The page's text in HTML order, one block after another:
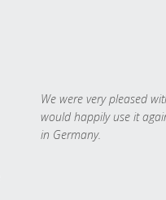
We were very pleased
would happily use it
in Germany.